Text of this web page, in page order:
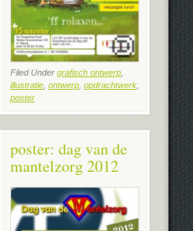
Filed Under grafisch ontwerp
illustratie ontwerp opdrachtwerk
poster
poster: dag van de
mantelzorg 2012